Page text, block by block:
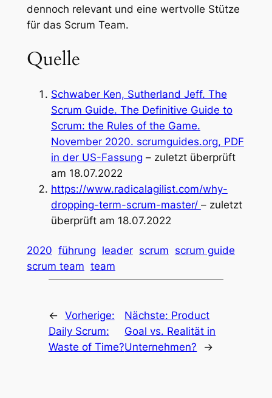
dennoch relevant und eine wertvolle Stütze
für das Scrum Team.
Quelle
Schwaber Ken, Sutherland Jeff. The
Scrum Guide. The Definitive Guide to
Scrum: the Rules of the Game.
November 2020. scrumguides.org, PDF
in der US-Fassung – zuletzt überprüft
am 18.07.2022
https://www.radicalagilist.com/why-
dropping-term-scrum-master/ – zuletzt
überprüft am 18.07.2022
2020 führung leader scrum scrum guide
scrum team team
← Vorherige:
Daily Scrum:
Waste of Time?
Nächste: Product
Goal vs. Realität in
Unternehmen?
→